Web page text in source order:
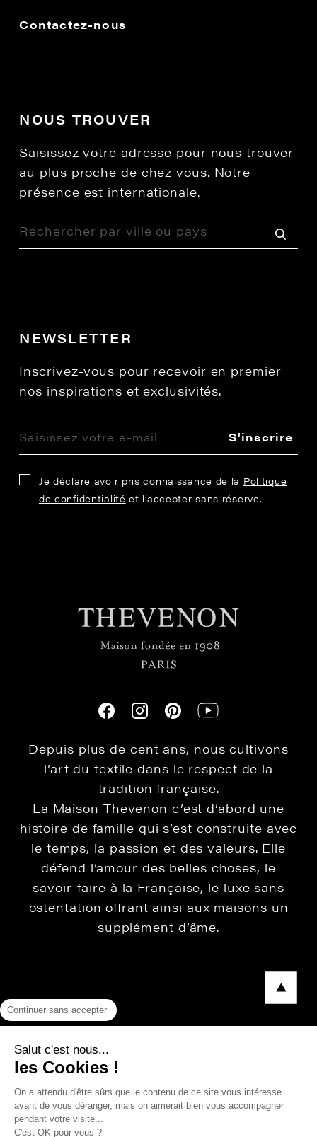
Contactez-nous
NOUS TROUVER
Saisissez votre adresse pour nous trouver
au plus proche de chez vous. Notre
présence est internationale.
NEWSLETTER
Inscrivez-vous pour recevoir en premier
nos inspirations et exclusivités.
S'inscrire
Je déclare avoir pris connaissance de la Politique
de confidentialité et l’accepter sans réserve.
Depuis plus de cent ans, nous cultivons
l’art du textile dans le respect de la
tradition française.
La Maison Thevenon c’est d’abord une
histoire de famille qui s’est construite avec
le temps, la passion et des valeurs. Elle
défend l’amour des belles choses, le
savoir-faire à la Française, le luxe sans
ostentation offrant ainsi aux maisons un
supplément d’âme.
Protection des données
Photos, Vidéos & Catalogues
Continuer sans accepter
Salut c'est nous...
les Cookies !
On a attendu d'être sûrs que le contenu de ce site vous intéresse
avant de vous déranger, mais on aimerait bien vous accompagner
pendant votre visite...
C'est OK pour vous ?